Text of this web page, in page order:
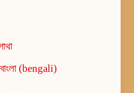
বাংলা (bengali)